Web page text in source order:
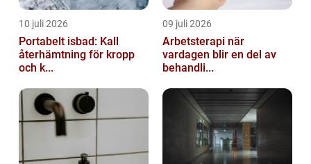
10 juli 2026
Portabelt isbad: Kall
återhämtning för kropp
och k...
09 juli 2026
Arbetsterapi när
vardagen blir en del av
behandli...